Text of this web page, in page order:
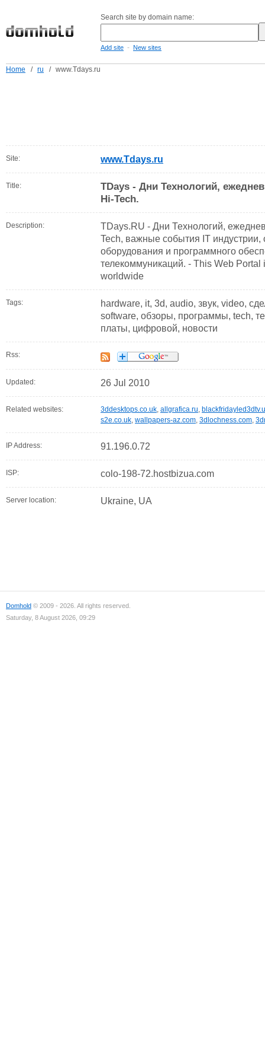
Search site by domain name:
Add site - New sites
Home / ru / www.Tdays.ru
Site: www.Tdays.ru
Title:
TDays - Дни Технологий,
Hi-Tech.
Description:
TDays.RU - Дни Технологий,
Tech, важные события IT индустрии,
оборудования и программного
телекоммуникаций. - This Web
worldwide
Tags:
hardware, it, 3d, audio, звук, video,
software, обзоры, программы, tech,
платы, цифровой, новости
Rss:
Updated: 26 Jul 2010
Related websites: 3ddesktops.co.uk, allgrafica.ru,
s2e.co.uk, wallpapers-az.com, 3dlochness.com,
IP Address: 91.196.0.72
ISP: colo-198-72.hostbizua.com
Server location: Ukraine, UA
Domhold © 2009 - 2026. All rights reserved.
Saturday, 8 August 2026, 09:29